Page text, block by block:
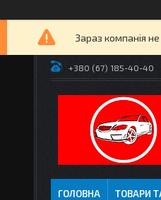
Зараз компанія
+380 (67) 185-40-40
ГОЛОВНА ТОВАРИ